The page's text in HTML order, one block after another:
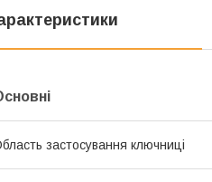
застосування ключниці